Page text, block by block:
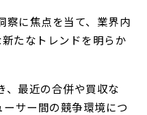
察に焦点を当て、業界内
たなトレンドを明らか
、最近の合併や買収な
サー間の競争環境につ